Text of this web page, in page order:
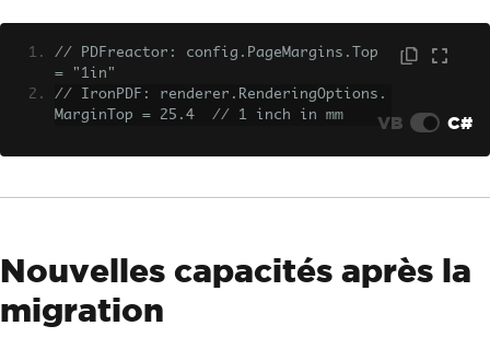
// PDFreactor: config.PageMargins.Top
= "1in"
// IronPDF: renderer.RenderingOptions.
MarginTop = 25.4  // 1 inch in mm
VB C#
Nouvelles capacités après la
migration